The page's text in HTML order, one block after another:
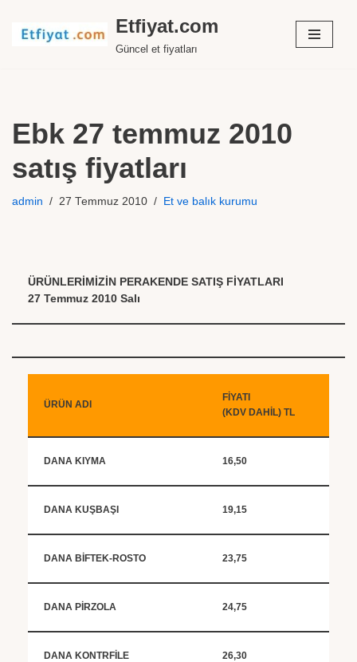
İçeriğe
Etfiyat.com
Güncel et fiyatları
Ebk 27 temmuz 2010
satış fiyatları
admin 27 Temmuz 2010 Et ve balık kurumu
ÜRÜNLERİMİZİN PERAKENDE SATIŞ FİYATLARI
27 Temmuz 2010 Salı
ÜRÜN ADI
FİYATI
(KDV DAHİL) TL
DANA KIYMA 16,50
DANA KUŞBAŞI 19,15
DANA BİFTEK-ROSTO 23,75
DANA PİRZOLA 24,75
DANA KONTRFİLE 26,30